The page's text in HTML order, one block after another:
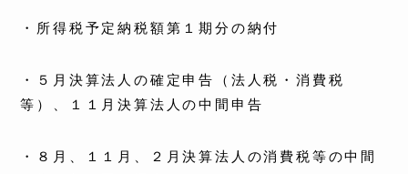
・所得税予定納税額第１期分の納付
・５月決算法人の確定申告（法人税・消費税
等）、１１月決算法人の中間申告
・８月、１１月、２月決算法人の消費税等の中間